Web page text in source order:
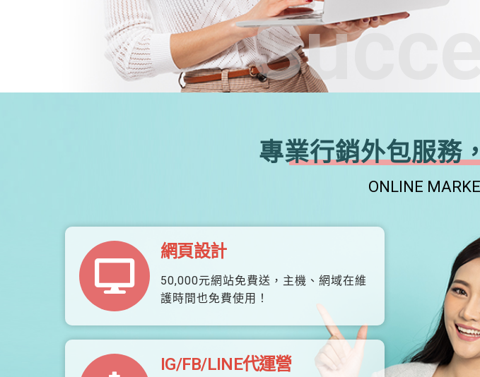
專業行銷外包服務
ONLINE
網頁設計
50,000元網站免費送，主機、網域在維
護時間也免費使用！
IG/FB/LINE代運營